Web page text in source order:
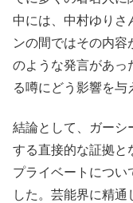
中には、中村ゆりさ
ンの間ではその内
のような発言があっ
る噂にどう影響を与
結論として、ガーシ
する直接的な証拠と
プライベートについ
した。芸能界に精